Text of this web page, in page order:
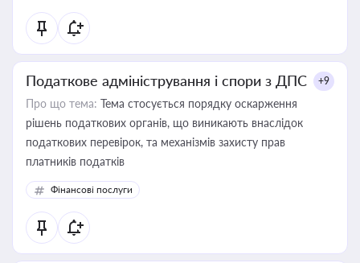
Податкове адміністрування і спори з ДПС +9
Про що тема: Тема стосується порядку оскарження
рішень податкових органів, що виникають внаслідок
податкових перевірок, та механізмів захисту прав
платників податків
Фінансові послуги